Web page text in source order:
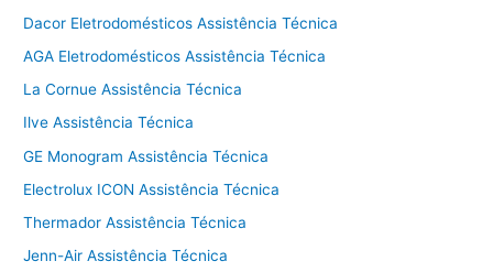
Dacor Eletrodomésticos Assistência Técnica
AGA Eletrodomésticos Assistência Técnica
La Cornue Assistência Técnica
Ilve Assistência Técnica
GE Monogram Assistência Técnica
Electrolux ICON Assistência Técnica
Thermador Assistência Técnica
Jenn-Air Assistência Técnica